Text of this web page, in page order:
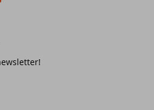
2024 Beta 1 released - create
in our software version naming
strategy